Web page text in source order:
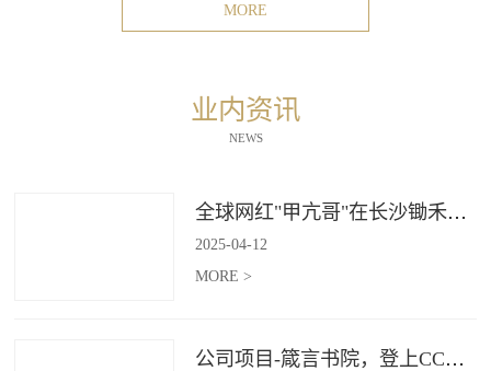
MORE
业内资讯
NEWS
全球网红"甲亢哥"在长沙锄禾打造的杜甫江阁体验参观
2025-04-12
MORE >
公司项目-箴言书院，登上CCTV4《记住乡愁》